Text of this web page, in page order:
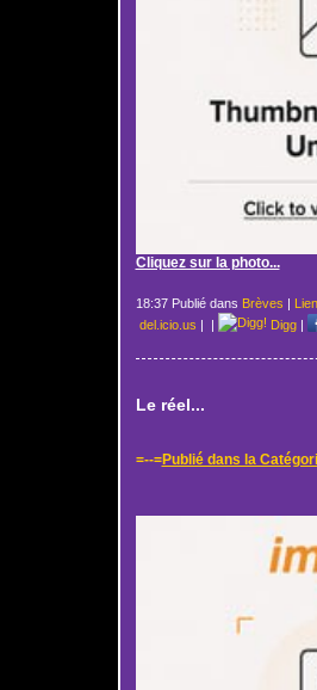
Cliquez sur la photo...
18:37 Publié dans Brèves |
del.icio.us | | Digg|
Le réel...
=--=Publié dans la